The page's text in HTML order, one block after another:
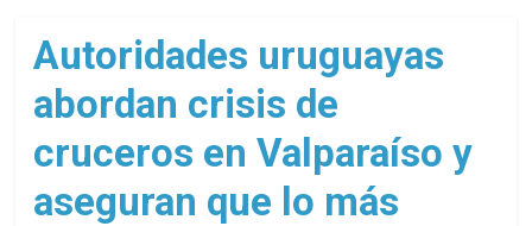
cruceros
en
un
solo
Autoridades uruguayas
abordan crisis de
cruceros en Valparaíso y
aseguran que lo más